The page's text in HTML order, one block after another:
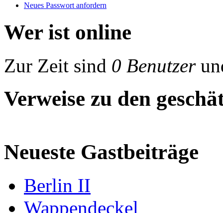
Neues Passwort anfordern
Wer ist online
Zur Zeit sind 0 Benutzer
Verweise zu den
Neueste Gastbeiträge
Berlin II
Wappendeckel